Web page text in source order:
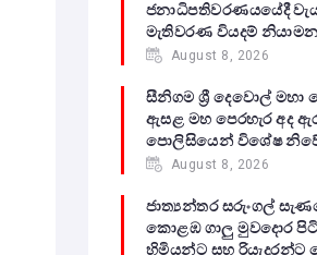
ජනාධිපතිවරණයයේදී
මැතිවරණ වියදම්
August 8, 2026
සීනිගම ශ්‍රී දෙවොල් මහා
ඇසළ මහ පෙරහැර අද
පොලිසියෙන් විශේෂ
August 8, 2026
ජාත්‍යන්තර සරුංගල්
කොළඹ ගාලු මුවදොර
හිමියන්ට සහ